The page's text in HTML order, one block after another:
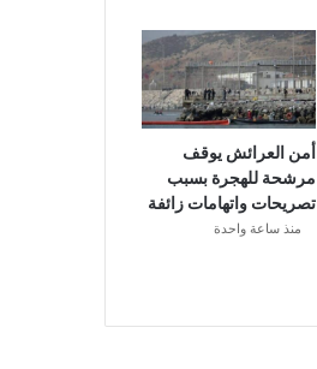
أمن العرائش يوقف
مرشحة للهجرة بسبب
تصريحات واتهامات زائفة
منذ ساعة واحدة